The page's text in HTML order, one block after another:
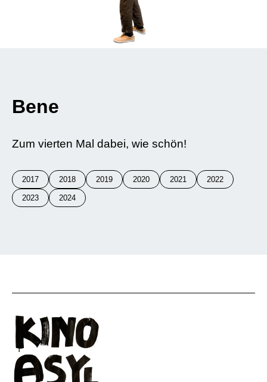
Bene
Zum vierten Mal dabei, wie schön!
2017 2018 2019 2020 2021 2022
2023 2024